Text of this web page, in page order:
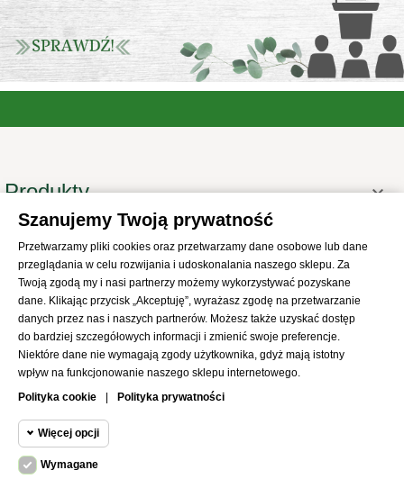
Produkty 
Informacje
Twoje konto 
Informacje o sklepie
Szanujemy Twoją prywatność
Przetwarzamy pliki cookies oraz przetwarzamy dane osobowe lub dane
przeglądania w celu rozwijania i udoskonalania naszego sklepu. Za
Twoją zgodą my i nasi partnerzy możemy wykorzystywać pozyskane
dane. Klikając przycisk „Akceptuję”, wyrażasz zgodę na przetwarzanie
danych przez nas i naszych partnerów. Możesz także uzyskać dostęp
do bardziej szczegółowych informacji i zmienić swoje preferencje.
Niektóre dane nie wymagają zgody użytkownika, gdyż mają istotny
wpływ na funkcjonowanie naszego sklepu internetowego.
Polityka cookie
Polityka prywatności
Więcej opcji
Wymagane
© 2021SKLEP AbrysAll Rights Reserved